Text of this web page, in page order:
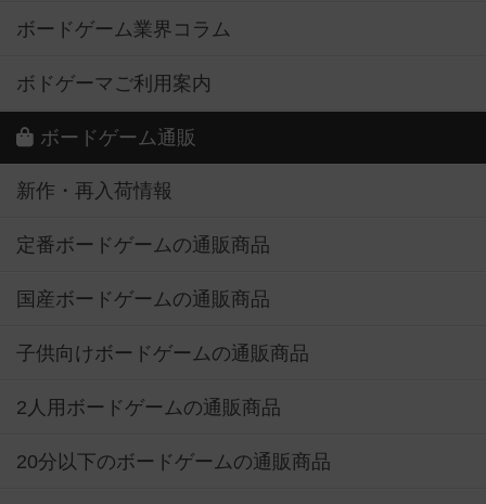
ボードゲーム業界コラム
ボドゲーマご利用案内
ボードゲーム通販
新作・再入荷情報
定番ボードゲームの通販商品
国産ボードゲームの通販商品
子供向けボードゲームの通販商品
2人用ボードゲームの通販商品
20分以下のボードゲームの通販商品